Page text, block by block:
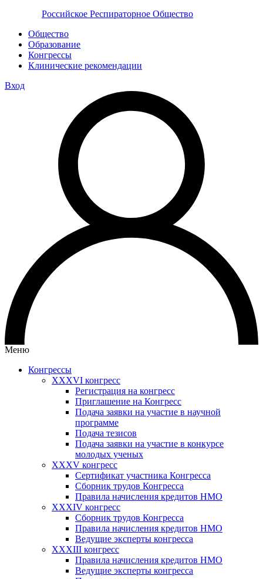
Российское Респираторное Общество
Общество
Образование
Конгрессы
Клинические рекомендации
Вход
Меню
Конгрессы
XXXVI конгресс
Регистрация на конгресс
Приглашение на Конгресс
Подача заявки на участие в научной
программе
Подача тезисов
Подача заявки на участие в конкурсе
молодых ученых
XXXV конгресс
Сертификат участника Конгресса
Сборник трудов Конгресса
Правила начисления кредитов НМО
XXXIV конгресс
Сборник трудов Конгресса
Правила начисления кредитов НМО
Ведущие эксперты конгресса
XXXIII конгресс
Правила начисления кредитов НМО
Ведущие эксперты конгресса